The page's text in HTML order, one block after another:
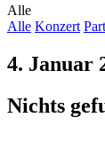
Alle
Alle Konzert
4. Januar
Nichts